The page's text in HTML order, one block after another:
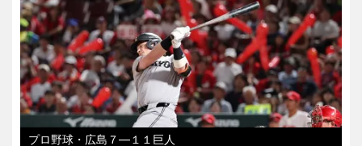
プロ野球・広島７―１１巨人